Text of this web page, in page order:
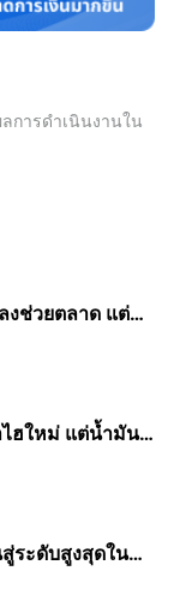
การดำเนินงานใน
ช่วยตลาด แต่
กลงทุนต้องระวัง
ฮใหม่ แต่น้ำมัน-
ไม่สุด
ระดับสูงสุดใน
เงินดอลลาร์